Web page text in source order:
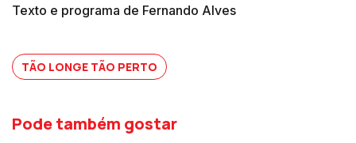
Texto e programa de Fernando Alves
TÃO LONGE TÃO PERTO
Pode também gostar